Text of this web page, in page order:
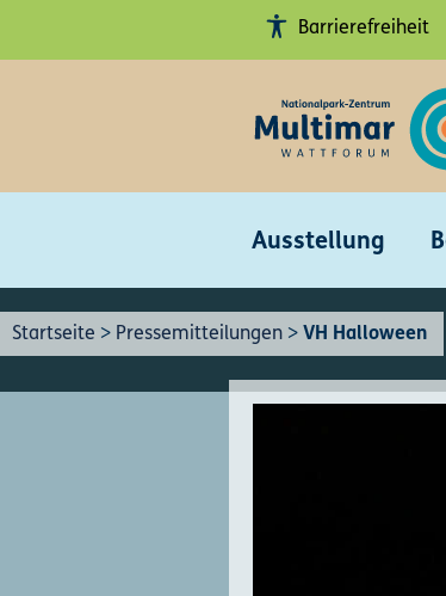
Barrierefreiheit
Kontraste
anschalten
Erklärung
Leichte
Sitemap
Ausstellung
Startseite > Pressemitteilungen > VH Halloween